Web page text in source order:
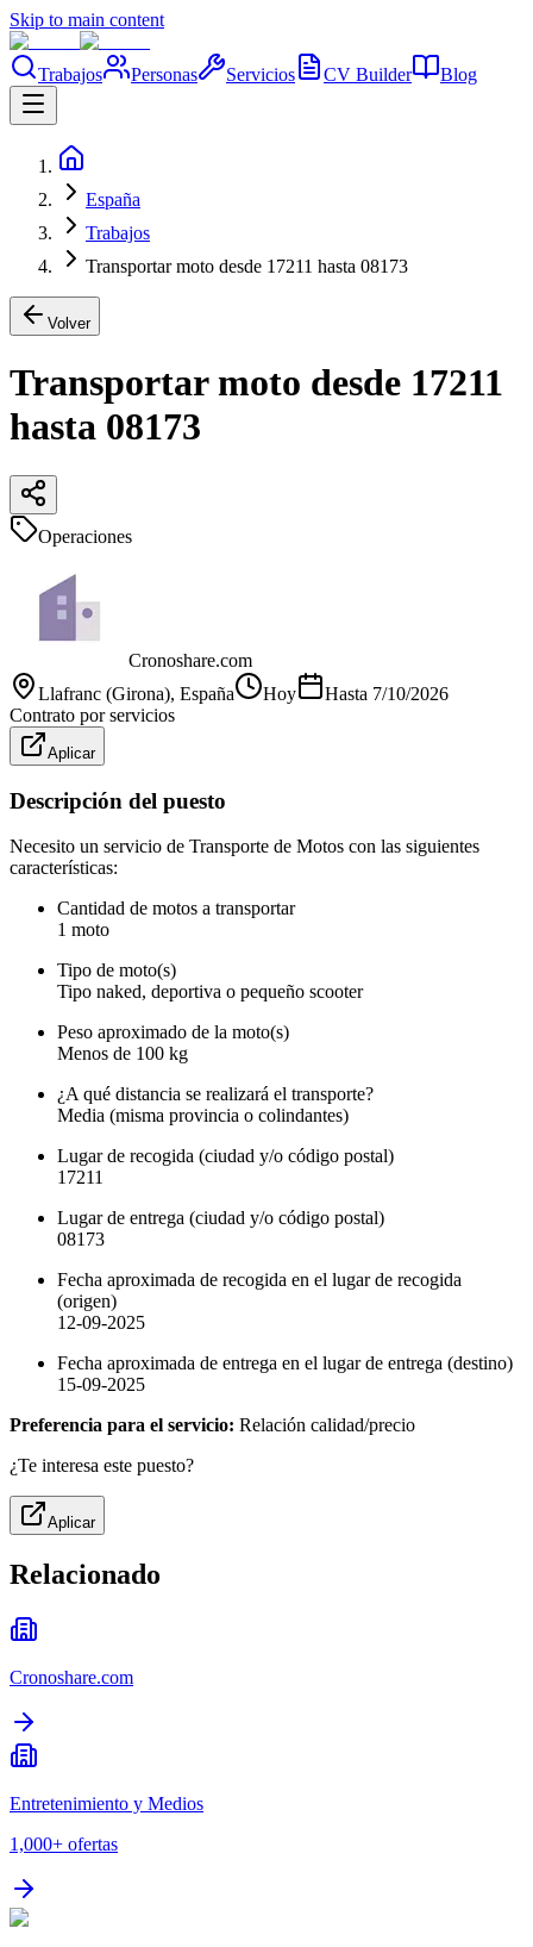
Skip to main content
Trabajos Personas Servicios CV Builder Blog
España
Trabajos
Transportar moto desde 17211 hasta 08173
Volver
Transportar moto desde 17211
hasta 08173
Operaciones
Cronoshare.com
Llafranc (Girona), España Hoy Hasta 7/10/2026
Contrato por servicios
Aplicar
Descripción del puesto
Necesito un servicio de Transporte de Motos con las siguientes
características:
Cantidad de motos a transportar
1 moto
Tipo de moto(s)
Tipo naked, deportiva o pequeño scooter
Peso aproximado de la moto(s)
Menos de 100 kg
¿A qué distancia se realizará el transporte?
Media (misma provincia o colindantes)
Lugar de recogida (ciudad y/o código postal)
17211
Lugar de entrega (ciudad y/o código postal)
08173
Fecha aproximada de recogida en el lugar de recogida
(origen)
12-09-2025
Fecha aproximada de entrega en el lugar de entrega (destino)
15-09-2025
Preferencia para el servicio: Relación calidad/precio
¿Te interesa este puesto?
Aplicar
Relacionado
Cronoshare.com
Entretenimiento y Medios
1,000+ ofertas